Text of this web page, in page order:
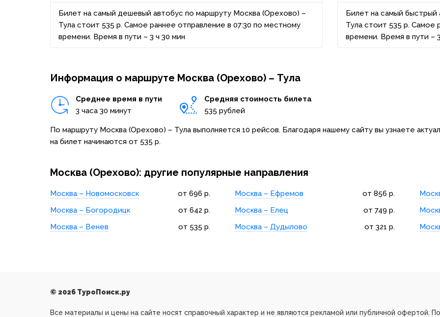
Билет на самый дешевый автобус по маршруту Москва (Орехово) –
Тула стоит 535 р. Самое раннее отправление в 07:30 по местному
времени. Время в пути – 3 ч 30 мин
Билет на самый быстрый
Тула стоит 535 р. Самое
времени. Время в пути –
Информация о маршруте Москва (Орехово) – Тула
Среднее время в пути
3 часа 30 минут
Средняя стоимость билета
535 рублей
По маршруту Москва (Орехово) – Тула выполняется 10 рейсов. Благодаря нашему сайту вы узнаете
на билет начинаются от 535 р.
Москва (Орехово): другие популярные направления
Москва – Новомосковск от 696 р. Москва – Ефремов от 856 р.
Москва – Богородицк
от 642 р. Москва – Елец от 749 р.
Москва – Венев
от 535 р. Москва – Дудылово от 321 р.
© 2026 ТуроПоиск.ру
Все материалы и цены на сайте носят справочный характер и не являются рекламой или публичной офертой.